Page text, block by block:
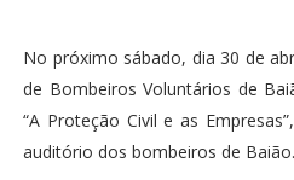
No próximo sábado, dia 30 de
de Bombeiros Voluntários de
“A Proteção Civil e as
auditório dos bombeiros de Baião.